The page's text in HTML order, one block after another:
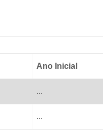
Ano Inicial
...
...